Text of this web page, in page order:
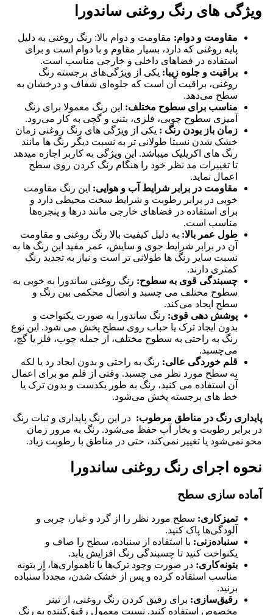
ویژگی های رنگ روغنی ساندورا
مقاومت و دوام: مقاومت و دوام بالا: رنگ روغنی به دلیل
پایه روغنی که دارد، بسیار مقاوم و با دوام است و برای
استفاده در فضاهای داخلی و خارجی مناسب است.
براقیت و جلوه زیبا: یکی از ویژگی‌های برجسته رنگ
روغنی، براقیت آن است که جلوه‌ای شفاف و درخشان به
سطح می‌دهد.
مناسب برای سطوح مختلف: این رنگ معمولا برای رنگ
آمیزی سطوح چوبی، فلزی، بتنی و گچی به کار می‌رود.
زمان باز بودن رنگ : یکی از ویژگی های رنگ روغنی زمان
خشک شدن نسبتا طولانی تر به نسبت دیگر رنگ ها مانند
رنگ های اکریلیک میباشد. این ویژگی به کاربر اجازه میدهد
تا تغییرات مد نظر خود را هنگام رنگ کردن روی سطح
اعمال نماید.
مقاومت در برابر شرایط آب و هوایی: این رنگ مقاومت
خوبی در برابر رطوبت و شرایط سخت محیطی دارد و
برای استفاده در فضاهای خارجی مانند درها و پنجره‌ها
مناسب است.
طول عمر بالا: به دلیل کیفیت بالا رنگ روغنی و مقاومت
آن در برابر شرایط جوی و سایش، عمر مفید این رنگ ها به
نسبت سایر رنگ ها طولانی تر است و نیاز به تجدید رنگ
کمتری دارند.
چسبندگی قوی به سطوح: رنگ روغنی ساندورا به خوبی به
سطوح مختلف می ‌چسبد و اتصال محکمی بین رنگ و
سطح ایجاد می‌کند.
پوشش‌ دهی قوی: رنگ ساندورا به صورت یکنواخت و
بدون ایجاد ترک یا حباب روی سطح پخش می شود. این نوع
رنگ‌ به راحتی به سطوح مختلف، از جمله چوب، فلز یا گچ،
می‌چسبد.
قلم خوردگی عالی: رنگ به راحتی و بدون ایجاد رد یا لکه
به سطح مورد نظر می ‌چسبد. وقتی از قلم ‌مو برای اعمال
آن استفاده می ‌کنید، رنگ به ‌طور یکدست و بدون ترک یا
خط‌ های برجسته پخش می‌شود.
پایداری رنگ در مناطق مرطوب: در این رنگ پایداری و ثبات رنگ
در برابر رطوبت و بخار آب حفظ می‌شود. رنگ به مرور زمان
محو نمی‌شود یا تغییر نمی‌کند، حتی در مناطق با رطوبت زیاد.
نحوه اجرای رنگ روغنی ساندورا
آماده سازی سطح
تمیزکاری: سطح مورد نظر را از گرد و غبار، چربی و
آلودگی‌ها پاک کنید.
سنباده‌زنی: با استفاده از سنباده، سطح را صاف و
یکنواخت کنید تا چسبندگی رنگ افزایش یابد.
بتونه‌کاری: در صورت وجود ترک‌ها یا ناهمواری‌ها، از بتونه
مناسب استفاده کرده و پس از خشک شدن، مجدداً سنباده
بزنید.
رقیق‌سازی: برای رقیق کردن رنگ روغنی، از تینر
مخصوص استفاده کنید. نسبت معمول رقیق‌کننده به رنگ